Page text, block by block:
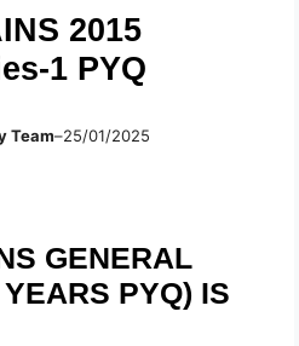
2015
1 PYQ
Team–25/01/2025
GENERAL
PYQ) IS